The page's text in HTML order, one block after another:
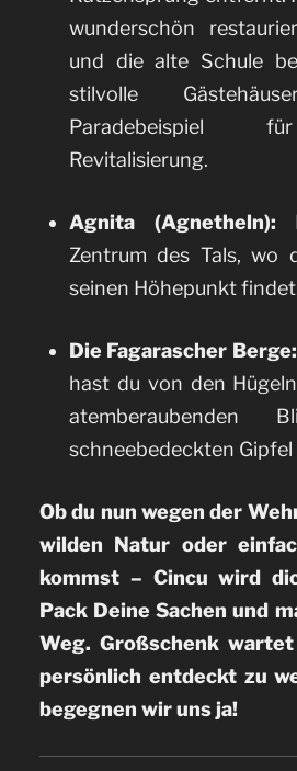
wunderschön
und die alte Schule
stilvolle
Paradebeispiel
Revitalisierung.
Agnita (Agnetheln):
Zentrum des Tals, wo
seinen Höhepunkt
Die Fagarascher Berge:
hast du von den
schneebedeckten
Ob du nun wegen der
wilden Natur oder
kommst – Cincu wird
Pack Deine Sachen und
Weg. Großschenk
persönlich entdeckt zu
begegnen wir uns ja!